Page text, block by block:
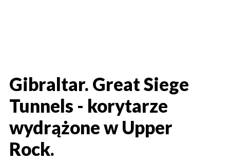
Gibraltar. Great Siege
Tunnels - korytarze
wydrążone w Upper
Rock.